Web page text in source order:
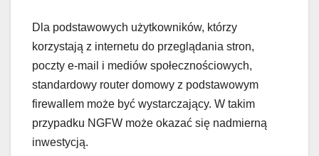
Dla podstawowych użytkowników, którzy
korzystają z internetu do przeglądania stron,
poczty e-mail i mediów społecznościowych,
standardowy router domowy z podstawowym
firewallem może być wystarczający. W takim
przypadku NGFW może okazać się nadmierną
inwestycją.